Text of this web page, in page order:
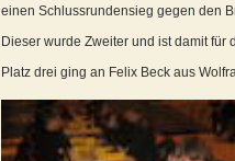
einen Schlussrundensieg gegen den
Dieser wurde Zweiter und ist damit
Platz drei ging an Felix Beck aus